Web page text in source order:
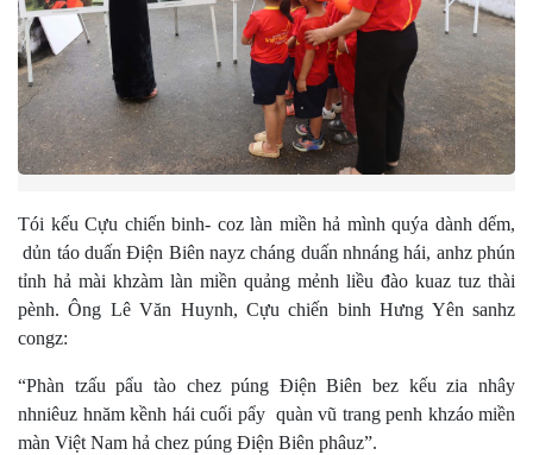
Tói kếu Cựu chiến binh- coz làn miền hả mình quýa dành dếm,
dủn táo duấn Điện Biên nayz cháng duấn nhnáng hái, anhz phún
tỉnh hả mài khzàm làn miền quảng mẻnh liều đào kuaz tuz thài
pènh. Ông Lê Văn Huynh, Cựu chiến binh Hưng Yên sanhz
congz:
“Phàn tzấu pẩu tào chez púng Điện Biên bez kếu zia nhây
nhniêuz hnăm kềnh hái cuối pẩy quàn vũ trang penh khzáo miền
màn Việt Nam hả chez púng Điện Biên phâuz”.